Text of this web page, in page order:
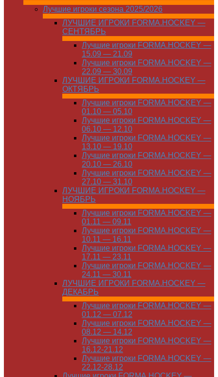
Лучшие игроки сезона 2025/2026
ЛУЧШИЕ ИГРОКИ FORMA.HOCKEY —
СЕНТЯБРЬ
Лучшие игроки FORMA.HOCKEY —
15.09 — 21.09
Лучшие игроки FORMA.HOCKEY —
22.09 — 30.09
ЛУЧШИЕ ИГРОКИ FORMA.HOCKEY —
ОКТЯБРЬ
Лучшие игроки FORMA.HOCKEY —
01.10 — 05.10
Лучшие игроки FORMA.HOCKEY —
06.10 — 12.10
Лучшие игроки FORMA.HOCKEY —
13.10 — 19.10
Лучшие игроки FORMA.HOCKEY —
20.10 — 26.10
Лучшие игроки FORMA.HOCKEY —
27.10 — 31.10
ЛУЧШИЕ ИГРОКИ FORMA.HOCKEY —
НОЯБРЬ
Лучшие игроки FORMA.HOCKEY —
01.11 — 09.11
Лучшие игроки FORMA.HOCKEY —
10.11 — 16.11
Лучшие игроки FORMA.HOCKEY —
17.11 — 23.11
Лучшие игроки FORMA.HOCKEY —
24.11 — 30.11
ЛУЧШИЕ ИГРОКИ FORMA.HOCKEY —
ДЕКАБРЬ
Лучшие игроки FORMA.HOCKEY —
01.12 — 07.12
Лучшие игроки FORMA.HOCKEY —
08.12 — 14.12
Лучшие игроки FORMA.HOCKEY —
16.12-21.12
Лучшие игроки FORMA.HOCKEY —
22.12-28.12